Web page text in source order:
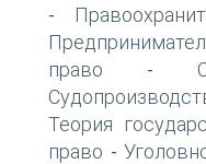
-
право -
Теория
право -